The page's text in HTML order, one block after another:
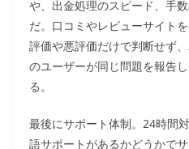
や、出金処理のスピード、手
だ。口コミやレビューサイト
評価や悪評価だけで判断せず
のユーザーが同じ問題を報告
る。
最後にサポート体制。24時間
語サポートがあるかどうかで